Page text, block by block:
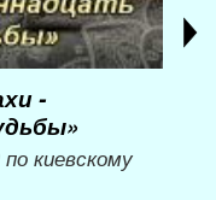
-
киевскому